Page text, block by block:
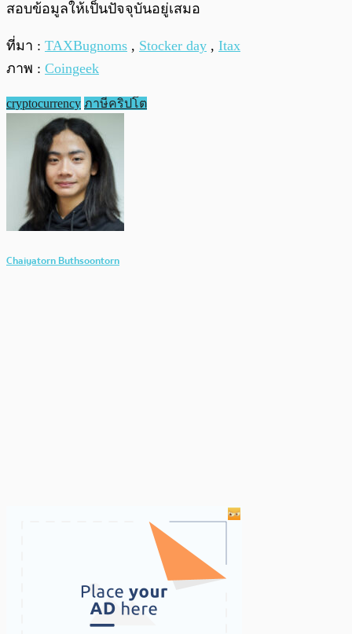
สอบข้อมูลให้เป็นปัจจุบันอยู่เสมอ
ที่มา : TAXBugnoms , Stocker day , Itax
ภาพ : Coingeek
cryptocurrency ภาษีคริปโต
Chaiyatorn Buthsoontorn